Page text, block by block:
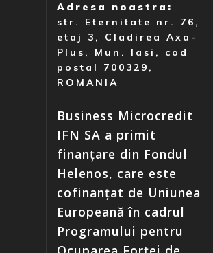
Adresa noastra:
str. Eternitate nr. 76,
etaj 3, Cladirea Axa-
Plus, Mun. Iasi, cod
postal 700329,
ROMANIA
Business Microcredit
IFN SA a primit
finanțare din Fondul
Helenos, care este
cofinanțat de Uniunea
Europeană în cadrul
Programului pentru